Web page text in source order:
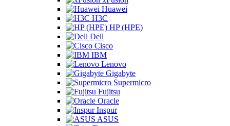
Huawei
H3C
HP (HPE)
Dell
Cisco
IBM
Lenovo
Gigabyte
Supermicro
Fujitsu
Oracle
Inspur
ASUS